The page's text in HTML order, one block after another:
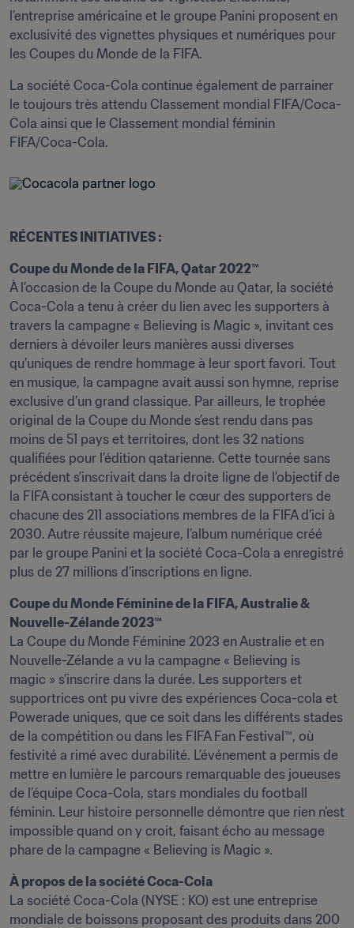
l’entreprise américaine et le groupe Panini proposent en
exclusivité des vignettes physiques et numériques pour
les Coupes du Monde de la FIFA.
La société Coca-Cola continue également de parrainer
le toujours très attendu Classement mondial FIFA/Coca-
Cola ainsi que le Classement mondial féminin
FIFA/Coca-Cola.
RÉCENTES INITIATIVES :
Coupe du Monde de la FIFA, Qatar 2022™
À l’occasion de la Coupe du Monde au Qatar, la société
Coca-Cola a tenu à créer du lien avec les supporters à
travers la campagne « Believing is Magic », invitant ces
derniers à dévoiler leurs manières aussi diverses
qu’uniques de rendre hommage à leur sport favori. Tout
en musique, la campagne avait aussi son hymne, reprise
exclusive d’un grand classique. Par ailleurs, le trophée
original de la Coupe du Monde s’est rendu dans pas
moins de 51 pays et territoires, dont les 32 nations
qualifiées pour l’édition qatarienne. Cette tournée sans
précédent s’inscrivait dans la droite ligne de l’objectif de
la FIFA consistant à toucher le cœur des supporters de
chacune des 211 associations membres de la FIFA d’ici à
2030. Autre réussite majeure, l’album numérique créé
par le groupe Panini et la société Coca-Cola a enregistré
plus de 27 millions d’inscriptions en ligne.
Coupe du Monde Féminine de la FIFA, Australie &
La Coupe du Monde Féminine 2023 en Australie et en
Nouvelle-Zélande a vu la campagne « Believing is
magic » s’inscrire dans la durée. Les supporters et
supportrices ont pu vivre des expériences Coca-cola et
Powerade uniques, que ce soit dans les différents stades
de la compétition ou dans les FIFA Fan Festival™, où
festivité a rimé avec durabilité. L’événement a permis de
mettre en lumière le parcours remarquable des joueuses
de l’équipe Coca-Cola, stars mondiales du football
féminin. Leur histoire personnelle démontre que rien n’est
impossible quand on y croit, faisant écho au message
phare de la campagne « Believing is Magic ».
La société Coca-Cola (NYSE : KO) est une entreprise
mondiale de boissons proposant des produits dans 200